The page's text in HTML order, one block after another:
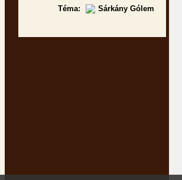
Téma: Sárkány Gólem